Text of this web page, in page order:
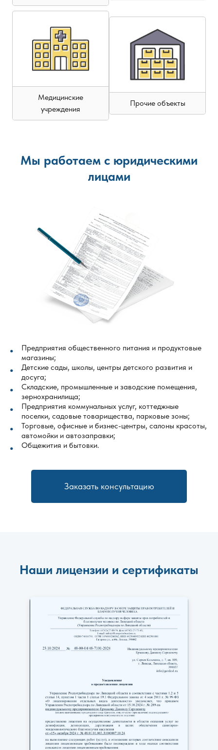
Медицинские
учреждения
Прочие объекты
Мы работаем с юридическими
лицами
Предприятия общественного питания и продуктовые
магазины;
Детские сады, школы, центры детского развития и
досуга;
Складские, промышленные и заводские помещения,
зернохранилища;
Предприятия коммунальных услуг, коттеджные
поселки, садовые товарищества, парковые зоны;
Торговые, офисные и бизнес-центры, салоны красоты,
автомойки и автозаправки;
Общежития и бытовки.
Заказать консультацию
Наши лицензии и сертификаты